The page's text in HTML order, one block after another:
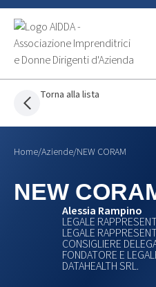
Torna alla lista
Home/Aziende/NEW CORAM
NEW
Alessia Rampino
LEGALE
LEGALE
CONSIGLIERE
FONDATORE E
DATAHEALTH SRL.